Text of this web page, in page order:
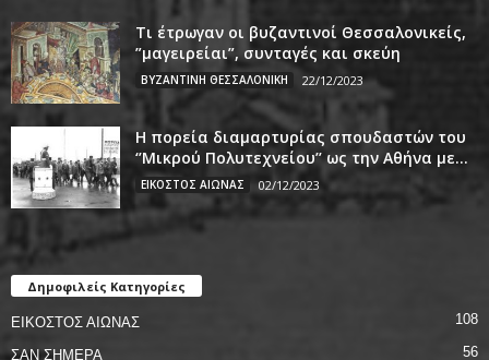
Τι έτρωγαν οι βυζαντινοί Θεσσαλονικείς,
”μαγειρείαι”, συνταγές και σκεύη
ΒΥΖΑΝΤΙΝΗ ΘΕΣΣΑΛΟΝΙΚΗ 22/12/2023
Η πορεία διαμαρτυρίας σπουδαστών του
‘’Μικρού Πολυτεχνείου’’ ως την Αθήνα με...
ΕΙΚΟΣΤΟΣ ΑΙΩΝΑΣ 02/12/2023
Δημοφιλείς Κατηγορίες
ΕΙΚΟΣΤΟΣ ΑΙΩΝΑΣ 108
ΣΑΝ ΣΗΜΕΡΑ 56